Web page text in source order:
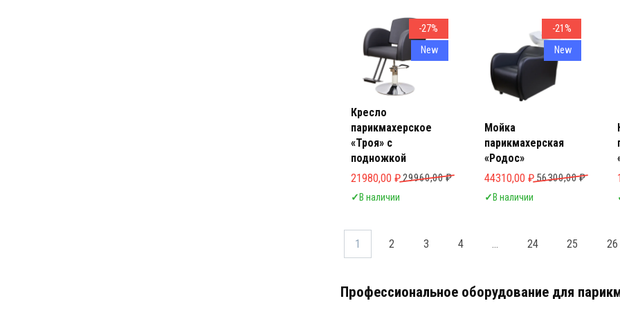
-27%
New
Кресло
парикмахерское
«Троя» с
подножкой
29960,00₽
Первоначальная цена составляла 29960,00 ₽.
21980,00 ₽
Текущая цена: 21980,00 ₽.
✓ В наличии
-21%
New
Мойка
парикмахерская
«Родос»
56300,00₽
Первоначальная цена
44310,00 ₽
Текущая цена: 44310,00 ₽.
✓ В наличии
1 2 3 4 … 24 25 26
Профессиональное оборудование для